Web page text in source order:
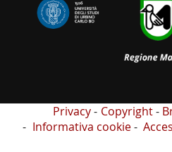
Privacy Copyright
Informativa cookie